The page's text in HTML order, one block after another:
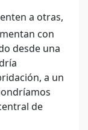
a otras,
con
desde una
a un
de